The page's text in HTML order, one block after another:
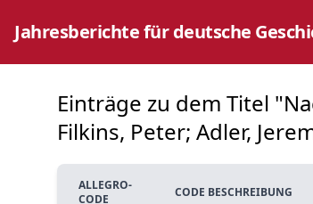
Jahresberichte für deutsche
Einträge zu dem Titel
Filkins, Peter; Adler,
ALLEGRO-
CODE
CODE BESCHREIBUNG